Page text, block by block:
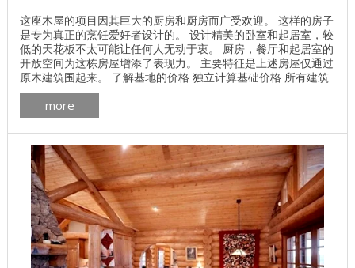
这座木屋的项目因其巨大的厨房和厨房而广受欢迎。 这样的房子
是专为真正的烹饪爱好者设计的。 设计精美的卧室和起居室，较
低的天花板不太可能让任何人无动于衷。 厨房，餐厅和起居室的
开放空间为这栋房屋增添了表现力。 主要特征是上述房屋仅通过
原木建筑围起来。 了解基地的价格 独立计算基础价格 所有建筑
工程在建房和修理房屋 - 找出价格 木屋的最佳项目 墙壁材料最
佳住宅项目 一楼面积：192.3平方米 ASC ArchiLine公司通过以下
列出的建筑材料提供该项目的实施。 木材： 加拿大雪松 ， 松树
， ...
more